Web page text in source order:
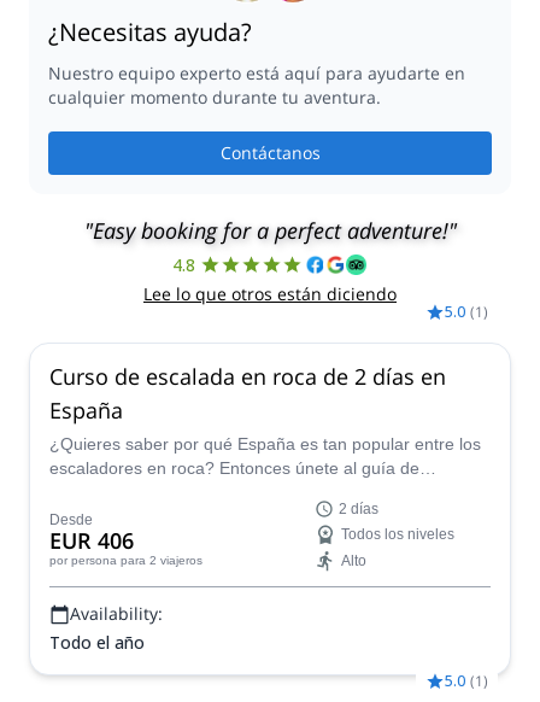
¿Necesitas ayuda?
Nuestro equipo experto está aquí para ayudarte en
cualquier momento durante tu aventura.
Contáctanos
"Easy booking for a perfect adventure!"
4.8
Lee lo que otros están diciendo
5.0 (1)
Curso de escalada en roca de 2 días en
España
¿Quieres saber por qué España es tan popular entre los
escaladores en roca? Entonces únete al guía de
2 días: ¡tienes múltiples localizaciones para elegir!
Desde
EUR 406
por persona para 2 viajeros
2 días
Todos los niveles
Alto
Availability:
Todo el año
5.0 (1)